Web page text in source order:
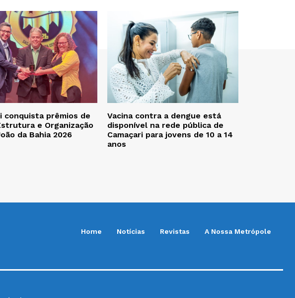
conquista prêmios de
e Organização
da Bahia 2026
Vacina contra a dengue está
disponível na rede pública de
Camaçari para jovens de 10 a 14
anos
Home Notícias Revistas A Nossa Metrópole